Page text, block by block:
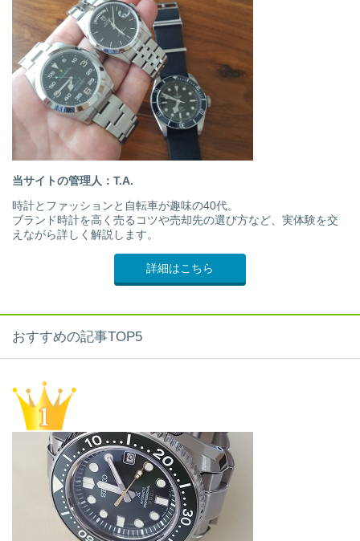
当サイトの管理人：T.A.
時計とファッションと自転車が趣味の40代。
ブランド時計を高く売るコツや売却先の選び方など、実体験を交
えながら詳しく解説します。
詳細はこちら
おすすめの記事TOP5